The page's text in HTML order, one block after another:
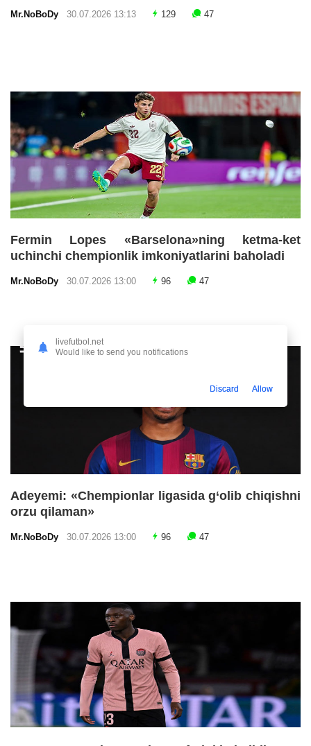
Mr.NoBoDy 30.07.2026 13:13 129 47
Fermin Lopes «Barselona»ning ketma-ket
uchinchi chempionlik imkoniyatlarini baholadi
Mr.NoBoDy 30.07.2026 13:00 96 47
Adeyemi: «Chempionlar ligasida g‘olib chiqishni
orzu qilaman»
Mr.NoBoDy 30.07.2026 13:00 96 47
livefutbol.net
Would like to send you notifications
Discard Allow